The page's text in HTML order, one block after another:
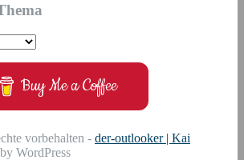
Buy Me a Coffee
vorbehalten - der-outlooker | Kai
WordPress